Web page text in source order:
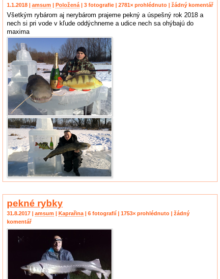
1.1.2018 | amsum | Položená | 3 fotografie | 2781× prohlédnuto | žádný komentář
Všetkým rybárom aj nerybárom prajeme pekný a úspešný rok 2018 a
nech si pri vode v kľude oddýchneme a udice nech sa ohýbajú do
maxima
pekné rybky
31.8.2017 | amsum | Kaprařina | 6 fotografií | 1753× prohlédnuto | žádný
komentář